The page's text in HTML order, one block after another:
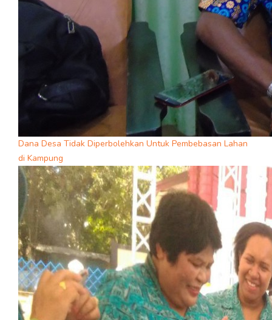
Dana Desa Tidak Diperbolehkan Untuk Pembebasan Lahan
di Kampung